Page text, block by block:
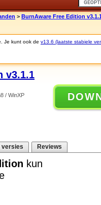
> BurnAware Free Edition
Je kunt ook de v13.6 (laatste stabiele
v3.1.1
/ WinXP
versies Reviews
kun